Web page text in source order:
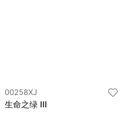
00258XJ
生命之绿 III